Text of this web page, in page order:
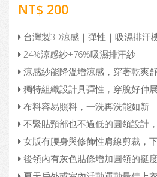
NT$ 200
台灣製3D涼感｜彈性｜吸濕排汗
24%涼感紗+76%吸濕排汗紗
涼感紗能降溫增涼感，穿著乾爽
獨特組織設計具彈性，穿脫好伸
布料容易照料，一洗再洗能如新
不緊貼頸部也不過低的圓領設計
女版有腰身與修飾性肩線剪裁，
後領內有灰色貼條增加圓領的挺